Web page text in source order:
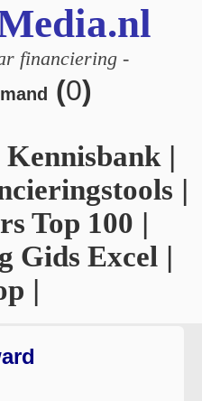
financiering -
(0)
Kennisbank|
|
Top 100 |
Gids Excel |
|